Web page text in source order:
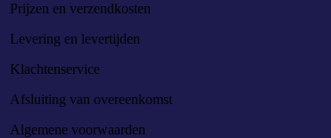
Prijzen en verzendkosten
Levering en levertijden
Klachtenservice
Afsluiting van overeenkomst
Algemene voorwaarden